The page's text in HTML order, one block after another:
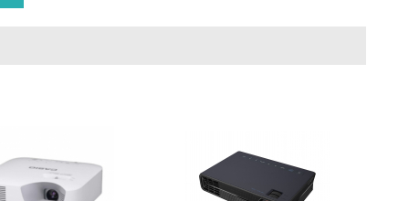
植林、天然林保護、間伐＞、認証品の